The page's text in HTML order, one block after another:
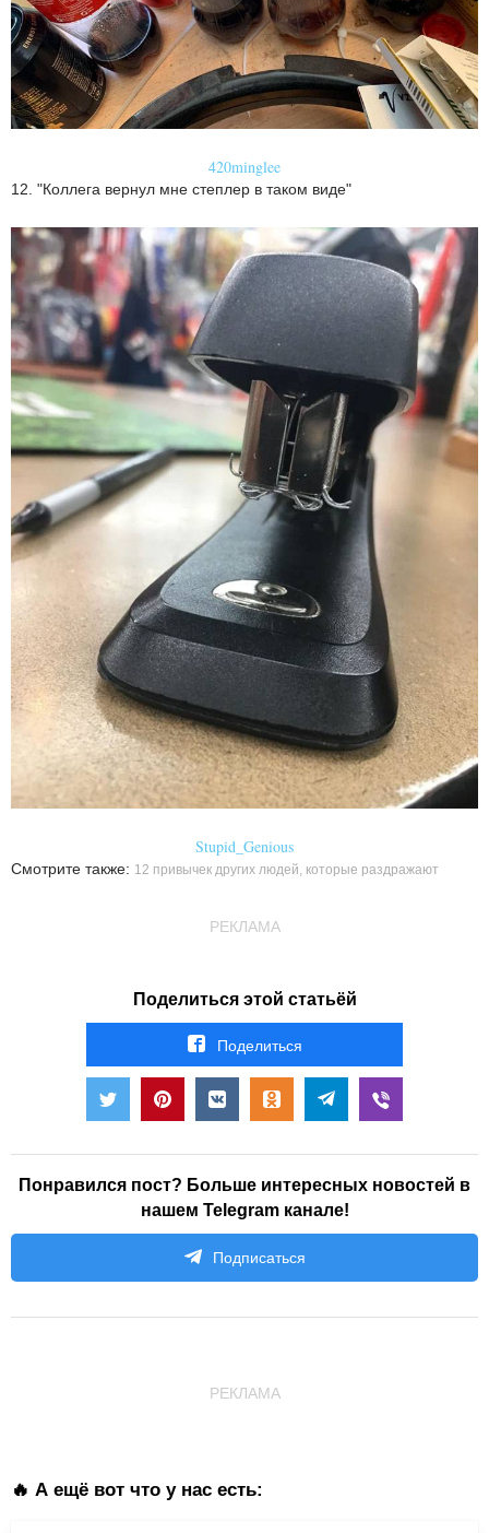
420minglee
12. "Коллега вернул мне степлер в таком виде"
Stupid_Genious
Смотрите также: 12 привычек других людей, которые раздражают
РЕКЛАМА
Поделиться этой статьёй
Поделиться
Понравился пост? Больше интересных новостей в
нашем Telegram канале!
Подписаться
РЕКЛАМА
🔥 А ещё вот что у нас есть: